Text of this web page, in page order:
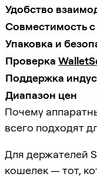
Удобство
Совместимость
Упаковка и
Проверка
Поддержка
Диапазон цен
Почему
всего подходят
Для держателей
кошелек — тот,